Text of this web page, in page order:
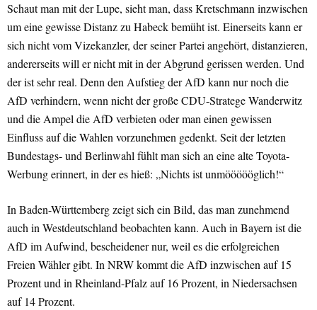
Schaut man mit der Lupe, sieht man, dass Kretschmann inzwischen
um eine gewisse Distanz zu Habeck bemüht ist. Einerseits kann er
sich nicht vom Vizekanzler, der seiner Partei angehört, distanzieren,
andererseits will er nicht mit in der Abgrund gerissen werden. Und
der ist sehr real. Denn den Aufstieg der AfD kann nur noch die
AfD verhindern, wenn nicht der große CDU-Stratege Wanderwitz
und die Ampel die AfD verbieten oder man einen gewissen
Einfluss auf die Wahlen vorzunehmen gedenkt. Seit der letzten
Bundestags- und Berlinwahl fühlt man sich an eine alte Toyota-
Werbung erinnert, in der es hieß: „Nichts ist unmöööööglich!“
In Baden-Württemberg zeigt sich ein Bild, das man zunehmend
auch in Westdeutschland beobachten kann. Auch in Bayern ist die
AfD im Aufwind, bescheidener nur, weil es die erfolgreichen
Freien Wähler gibt. In NRW kommt die AfD inzwischen auf 15
Prozent und in Rheinland-Pfalz auf 16 Prozent, in Niedersachsen
auf 14 Prozent.